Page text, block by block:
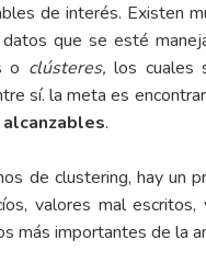
de interés. Existen
que se esté
o clústeres, los cuales
sí. la meta es
.
de clustering, hay un
valores mal
más importantes de la